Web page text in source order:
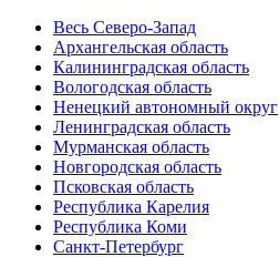
Весь Северо-Запад
Архангельская область
Калининградская область
Вологодская область
Ненецкий автономный округ
Ленинградская область
Мурманская область
Новгородская область
Псковская область
Республика Карелия
Республика Коми
Санкт-Петербург